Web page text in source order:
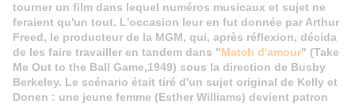
tourner un film dans lequel numéros musicaux et sujet ne
feraient qu'un tout. L'occasion leur en fut donnée par Arthur
Freed, le producteur de la MGM, qui, après réflexion, décida
de les faire travailler en tandem dans "Match d'amour" (Take
Me Out to the Ball Game,1949) sous la direction de Busby
Berkeley. Le scénario était tiré d'un sujet original de Kelly et
Donen : une jeune femme (Esther Williams) devient patron